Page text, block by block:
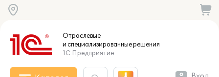
Отраслевые
и специализированныерешения
1С:Предприятие